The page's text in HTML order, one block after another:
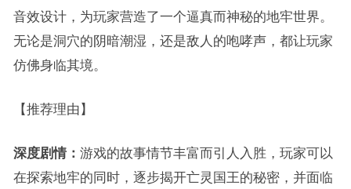
音效设计，为玩家营造了一个逼真而神秘的地牢世界。
无论是洞穴的阴暗潮湿，还是敌人的咆哮声，都让玩家
仿佛身临其境。
【推荐理由】
深度剧情： 游戏的故事情节丰富而引人入胜，玩家可以
在探索地牢的同时，逐步揭开亡灵国王的秘密，并面临